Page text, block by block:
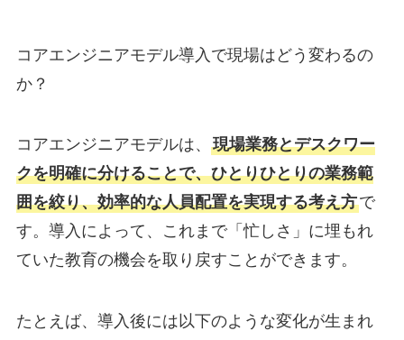
コアエンジニアモデル導入で現場はどう変わるの
か？
コアエンジニアモデルは、 現場業務とデスクワー
クを明確に分けることで、ひとりひとりの業務範
囲を絞り、効率的な人員配置を実現する考え方で
す。導入によって、これまで「忙しさ」に埋もれ
ていた教育の機会を取り戻すことができます。
たとえば、導入後には以下のような変化が生まれ